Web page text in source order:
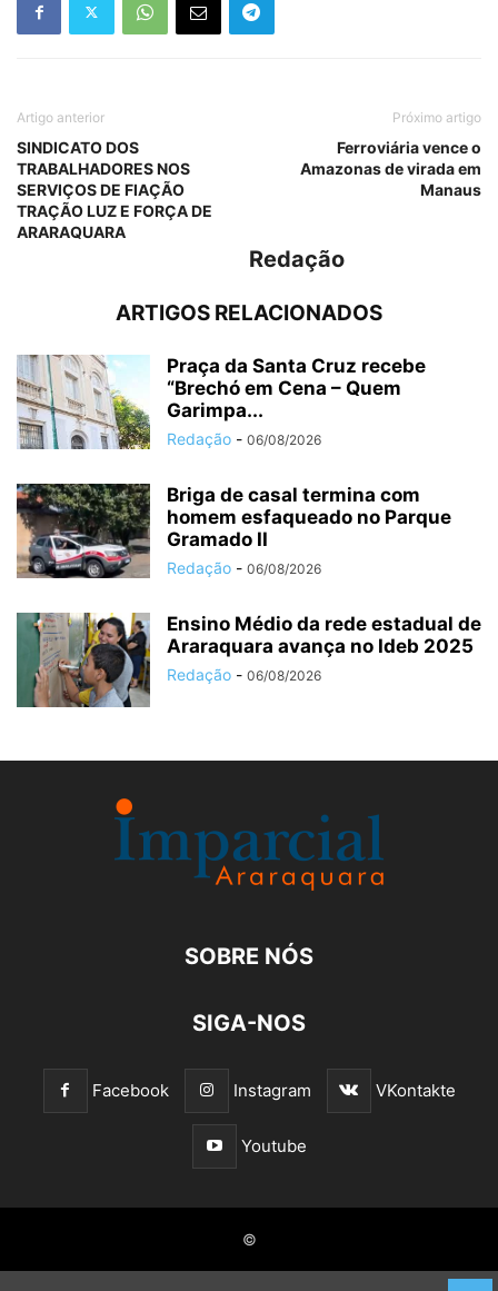
Artigo anterior
SINDICATO DOS
TRABALHADORES NOS
SERVIÇOS DE FIAÇÃO
TRAÇÃO LUZ E FORÇA DE
ARARAQUARA
Próximo artigo
Ferroviária vence o
Amazonas de virada em
Manaus
Redação
ARTIGOS RELACIONADOS
Praça da Santa Cruz recebe
“Brechó em Cena – Quem
Garimpa...
Redação - 06/08/2026
Briga de casal termina com
homem esfaqueado no Parque
Gramado II
Redação - 06/08/2026
Ensino Médio da rede estadual de
Araraquara avança no Ideb 2025
Redação - 06/08/2026
SOBRE NÓS
SIGA-NOS
Facebook Instagram VKontakte
Youtube
©